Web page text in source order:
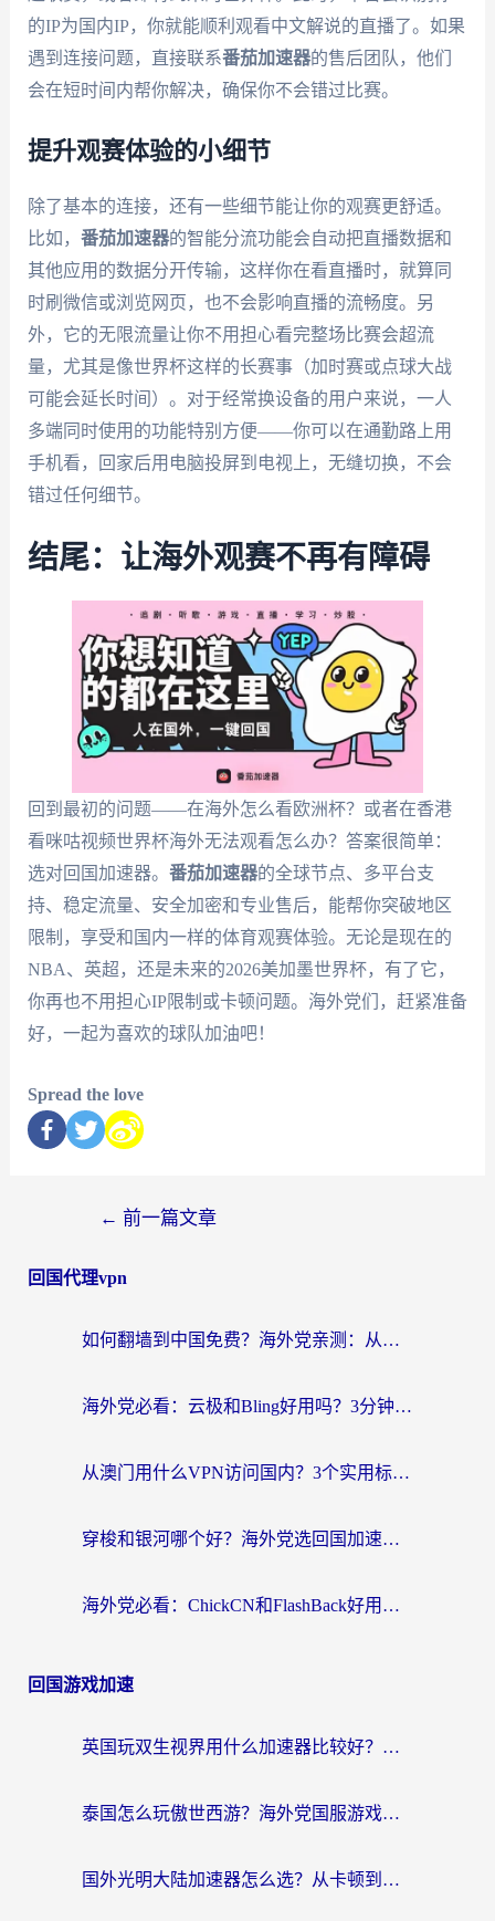
的IP为国内IP，你就能顺利观看中文解说的直播了。如果
遇到连接问题，直接联系番茄加速器的售后团队，他们
会在短时间内帮你解决，确保你不会错过比赛。
提升观赛体验的小细节
除了基本的连接，还有一些细节能让你的观赛更舒适。
比如， 番茄加速器的智能分流功能会自动把直播数据和
其他应用的数据分开传输，这样你在看直播时，就算同
时刷微信或浏览网页，也不会影响直播的流畅度。另
外，它的无限流量让你不用担心看完整场比赛会超流
量，尤其是像世界杯这样的长赛事（加时赛或点球大战
可能会延长时间）。对于经常换设备的用户来说，一人
多端同时使用的功能特别方便——你可以在通勤路上用
手机看，回家后用电脑投屏到电视上，无缝切换，不会
错过任何细节。
结尾：让海外观赛不再有障碍
回到最初的问题——在海外怎么看欧洲杯？或者在香港
看咪咕视频世界杯海外无法观看怎么办？答案很简单：
选对回国加速器。 番茄加速器的全球节点、多平台支
持、稳定流量、安全加密和专业售后，能帮你突破地区
限制，享受和国内一样的体育观赛体验。无论是现在的
NBA、英超，还是未来的2026美加墨世界杯，有了它，
你再也不用担心IP限制或卡顿问题。海外党们，赶紧准备
好，一起为喜欢的球队加油吧！
Spread the love
← 前一篇文章
回国代理vpn
如何翻墙到中国免费？海外党亲测：从踩坑到选对加速器的全攻略
海外党必看：云极和Bling好用吗？3分钟教你选对回国加速器
从澳门用什么VPN访问国内？3个实用标准帮你避开坑，无缝刷剧听歌
穿梭和银河哪个好？海外党选回国加速器的避坑指南，附番茄加速器实测体验
海外党必看：ChickCN和FlashBack好用吗？3招教你选对回国加速器（附云极、HomeCN、斧牛vs艾果对比）
回国游戏加速
英国玩双生视界用什么加速器比较好？海外党亲测有效的国服游戏加速方案
泰国怎么玩傲世西游？海外党国服游戏加速终极攻略（附光明大陆量子特攻实测）
国外光明大陆加速器怎么选？从卡顿到丝滑的终极指南（含德国玩走开外星人墨西哥玩俄罗斯方块技巧）